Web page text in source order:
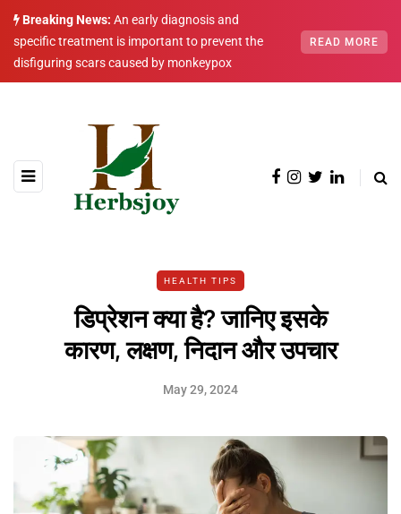
Breaking News: An early diagnosis and
specific treatment is important to prevent the
disfiguring scars caused by monkeypox
READ MORE
HEALTH TIPS
डिप्रेशन क्या है? जानिए इसके
कारण, लक्षण, निदान और उपचार
May 29, 2024